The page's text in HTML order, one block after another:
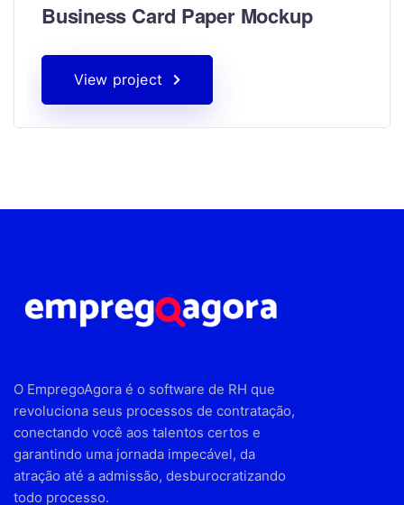
Business Card Paper Mockup
View project
O EmpregoAgora é o software de RH que
revoluciona seus processos de contratação,
conectando você aos talentos certos e
garantindo uma jornada impecável, da
atração até a admissão, desburocratizando
todo processo.